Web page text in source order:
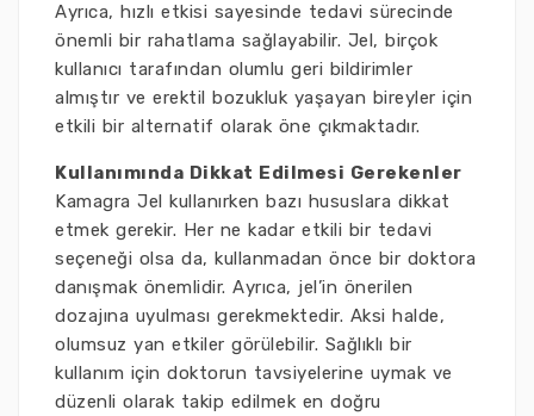
Ayrıca, hızlı etkisi sayesinde tedavi sürecinde
önemli bir rahatlama sağlayabilir. Jel, birçok
kullanıcı tarafından olumlu geri bildirimler
almıştır ve erektil bozukluk yaşayan bireyler için
etkili bir alternatif olarak öne çıkmaktadır.
Kullanımında Dikkat Edilmesi Gerekenler
Kamagra Jel kullanırken bazı hususlara dikkat
etmek gerekir. Her ne kadar etkili bir tedavi
seçeneği olsa da, kullanmadan önce bir doktora
danışmak önemlidir. Ayrıca, jel’in önerilen
dozajına uyulması gerekmektedir. Aksi halde,
olumsuz yan etkiler görülebilir. Sağlıklı bir
kullanım için doktorun tavsiyelerine uymak ve
düzenli olarak takip edilmek en doğru